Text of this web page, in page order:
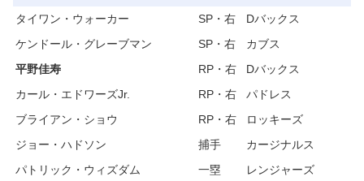
タイワン・ウォーカー
SP・右
Dバックス
ケンドール・グレーブマン
SP・右
カブス
平野佳寿
RP・右
Dバックス
カール・エドワーズJr.
RP・右
パドレス
ブライアン・ショウ
RP・右
ロッキーズ
ジョー・ハドソン
捕手
カージナルス
パトリック・ウィズダム
一塁
レンジャーズ